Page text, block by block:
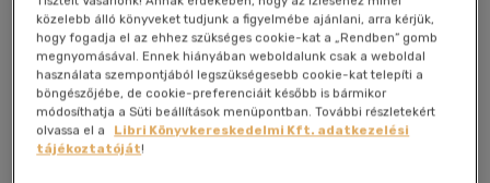
Kívánságlistához adom Megosztom
közelebb álló könyveket tudjunk a figyelmébe ajánlani, arra kérjük,
hogy fogadja el az ehhez szükséges cookie-kat a „Rendben” gomb
megnyomásával. Ennek hiányában weboldalunk csak a weboldal
használata szempontjából legszükségesebb cookie-kat telepíti a
böngészőjébe, de cookie-preferenciáit később is bármikor
módosíthatja a Süti beállítások menüpontban. További részletekért
olvassa el a
Libri Könyvkereskedelmi Kft. adatkezelési
tájékoztatóját!